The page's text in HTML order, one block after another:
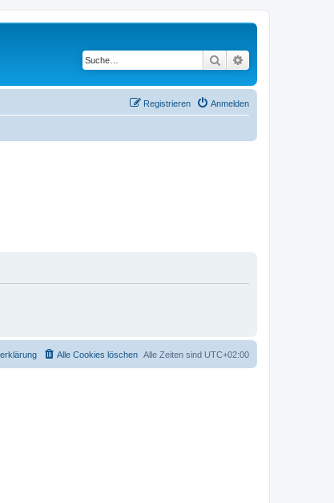
Suche
Anmelden
Registrieren
Alle Zeiten sind UTC+02:00
Alle Cookies löschen